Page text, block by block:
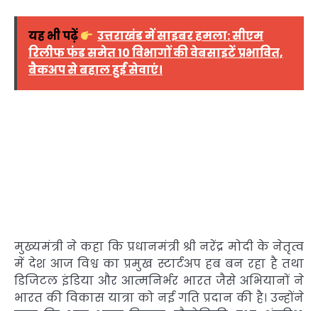
यह भी पढ़ें
उत्तराखंड में साइबर हमला: सीएम
रिलीफ फंड समेत 10 विभागों की वेबसाइटें प्रभावित,
बैकअप से बहाल हुईं सेवाएं।
मुख्यमंत्री ने कहा कि प्रधानमंत्री श्री नरेंद्र मोदी के नेतृत्व
में देश आज विश्व का प्रमुख स्टार्टअप हब बन रहा है तथा
डिजिटल इंडिया और आत्मनिर्भर भारत जैसे अभियानों ने
भारत की विकास यात्रा को नई गति प्रदान की है। उन्होंने